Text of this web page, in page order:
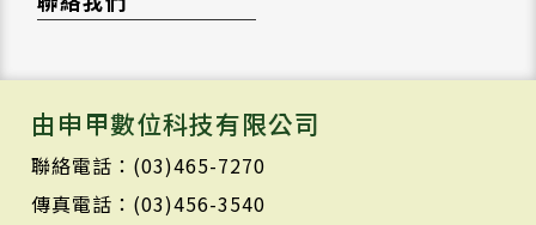
由申甲數位科技有限公司
聯絡電話：(03)465-7270
傳真電話：(03)456-3540